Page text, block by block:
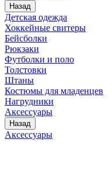
Назад
Детская одежда
Хоккейные свитеры
Бейсболки
Рюкзаки
Футболки и поло
Толстовки
Штаны
Костюмы для младенцев
Нагрудники
Аксессуары
Назад
Аксессуары